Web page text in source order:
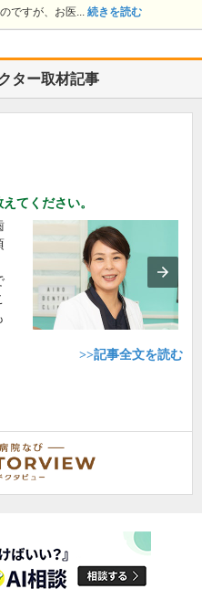
ですが、お医... 続きを読む
ター取材記事
てください。
>>記事全文を読む